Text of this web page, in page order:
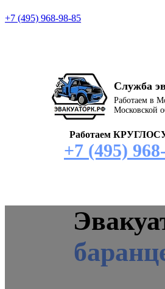
+7 (495) 968-98-85
Служба
Работаем в
Московской
Работаем
+7 (495)